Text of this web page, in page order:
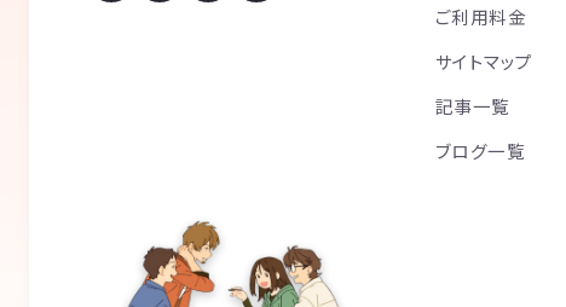
ご利用料金
サイトマップ
記事一覧
ブログ一覧